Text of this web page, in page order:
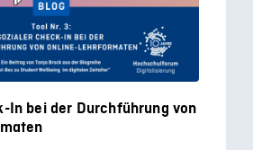
In bei der Durchführung von